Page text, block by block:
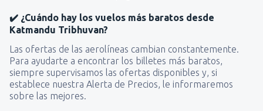
✔️ ¿Cuándo hay los vuelos más baratos desde
Katmandu Tribhuvan?
Las ofertas de las aerolíneas cambian constantemente.
Para ayudarte a encontrar los billetes más baratos,
siempre supervisamos las ofertas disponibles y, si
establece nuestra Alerta de Precios, le informaremos
sobre las mejores.